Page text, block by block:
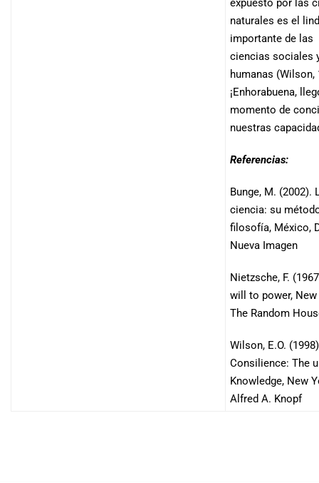
naturales es el
importante de las
ciencias sociales
humanas (Wilson,
¡Enhorabuena,
momento de
nuestras
Referencias:
Bunge, M. (2002).
ciencia: su
filosofía, México,
Nueva Imagen
Nietzsche, F.
will to power,
The Random
Wilson, E.O.
Consilience: The
Knowledge, New
Alfred A. Knopf